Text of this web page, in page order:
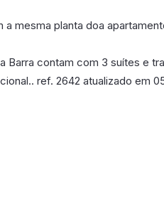
a mesma planta doa
Barra contam com 3 suítes e
ref. 2642 atualizado em
estarão disponíveis em